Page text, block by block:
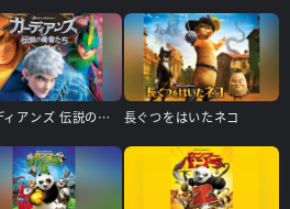
ガーディアンズ 伝説の勇者たち 長ぐつをはいたネコ